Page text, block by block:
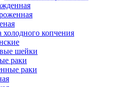
холодного копчения
шейки
раки
раки